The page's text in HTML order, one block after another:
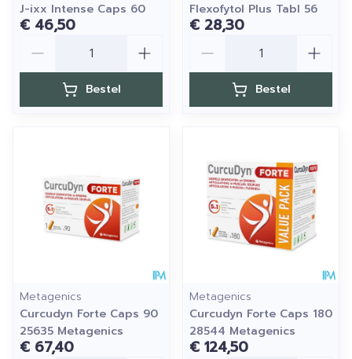
J-ixx Intense Caps 60
€ 46,50
Bestel
Flexofytol Plus Tabl 56
€ 28,30
Bestel
Metagenics
Curcudyn Forte Caps 90
25635 Metagenics
€ 67,40
Metagenics
Curcudyn Forte Caps 180
28544 Metagenics
€ 124,50